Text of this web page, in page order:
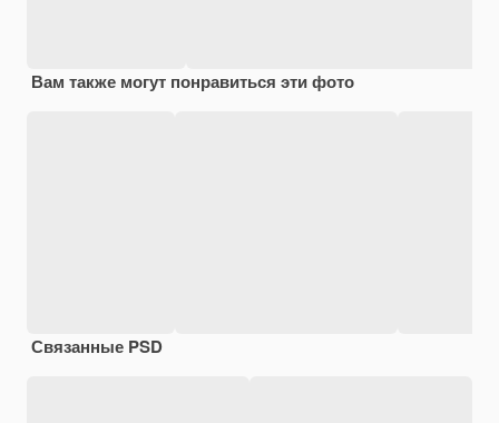
Вам также могут понравиться эти фото
Связанные PSD